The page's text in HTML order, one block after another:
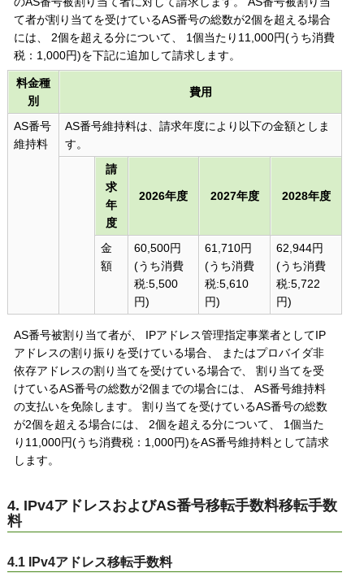
て者が割り当てを受けているAS番号の総数が2個を超える場合
には、 2個を超える分について、 1個当たり11,000円(うち消費
税：1,000円)を下記に追加して請求します。
料金種
別
費用
AS番号
維持料
AS番号維持料は、請求年度により以下の金額としま
す。
請
求
年
度
2026年度 2027年度 2028年度
金
額
60,500円
(うち消費
税:5,500
円)
61,710円
(うち消費
税:5,610
円)
62,944円
(うち消費
税:5,722
円)
AS番号被割り当て者が、 IPアドレス管理指定事業者としてIP
アドレスの割り振りを受けている場合、 またはプロバイダ非
依存アドレスの割り当てを受けている場合で、 割り当てを受
けているAS番号の総数が2個までの場合には、 AS番号維持料
の支払いを免除します。 割り当てを受けているAS番号の総数
が2個を超える場合には、 2個を超える分について、 1個当た
り11,000円(うち消費税：1,000円)をAS番号維持料として請求
します。
4. IPv4アドレスおよびAS番号移転手数料移転手数
料
4.1 IPv4アドレス移転手数料